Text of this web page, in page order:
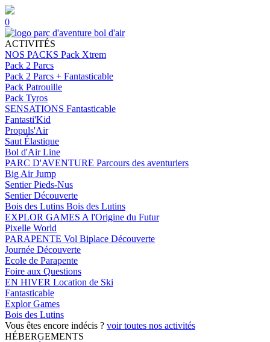
0
ACTIVITÉS
NOS PACKS Pack Xtrem
Pack 2 Parcs
Pack 2 Parcs + Fantasticable
Pack Patrouille
Pack Tyros
SENSATIONS Fantasticable
Fantasti'Kid
Propuls'Air
Saut Élastique
Bol d'Air Line
PARC D'AVENTURE Parcours des aventuriers
Big Air Jump
Sentier Pieds-Nus
Sentier Découverte
Bois des Lutins Bois des Lutins
EXPLOR GAMES A l'Origine du Futur
Pixelle World
PARAPENTE Vol Biplace Découverte
Journée Découverte
Ecole de Parapente
Foire aux Questions
EN HIVER Location de Ski
Fantasticable
Explor Games
Bois des Lutins
Vous êtes encore indécis ? voir toutes nos activités
HÉBERGEMENTS